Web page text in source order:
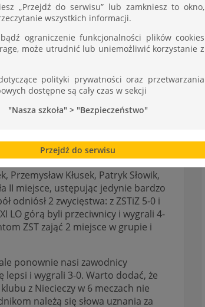
ZST
Licealiadzie w piłce
Nasza drużyna występująca w
Kłusek, Patryk Słowik,
II miejsce, ustępując jedynie bardzo
odniósł 2 zwycięstwa: z ZSTiZ 5-0 i
LO górą byli przeciwnicy i wygrali 4-
ZST zająć 2 miejsce w grupie i
ponownie nasi zawodnicy
lepsi i wygrali 3-0. Warto dodać, że
z Niecieczy w 6 meczach nie
należą się słowa uznania za
„Przejdź do serwisu” lub zamkniesz to okno,
wszystkich informacji.
ograniczenie funkcjonalności plików cookies
może utrudnić lub uniemożliwić korzystanie z
polityki prywatności oraz przetwarzania
dostępne są cały czas w sekcji
"Nasza szkoła" > "Bezpieczeństwo"
Przejdź do serwisu